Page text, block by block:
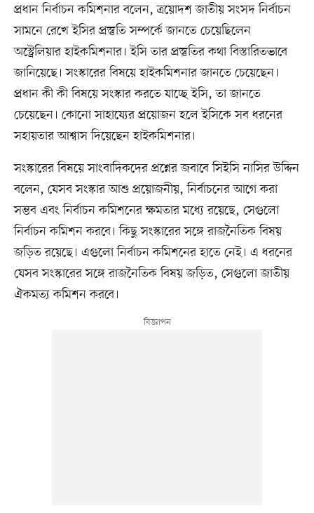
প্রধান নির্বাচন কমিশনার বলেন, ত্রয়োদশ জাতীয় সংসদ নির্বাচন
সামনে রেখে ইসির প্রস্তুতি সম্পর্কে জানতে চেয়েছিলেন
অস্ট্রেলিয়ার হাইকমিশনার। ইসি তার প্রস্তুতির কথা বিস্তারিতভাবে
জানিয়েছে। সংস্কারের বিষয়ে হাইকমিশনার জানতে চেয়েছেন।
প্রধান কী কী বিষয়ে সংস্কার করতে যাচ্ছে ইসি, তা জানতে
চেয়েছেন। কোনো সাহায্যের প্রয়োজন হলে ইসিকে সব ধরনের
সহায়তার আশ্বাস দিয়েছেন হাইকমিশনার।
সংস্কারের বিষয়ে সাংবাদিকদের প্রশ্নের জবাবে সিইসি নাসির উদ্দিন
বলেন, যেসব সংস্কার আশু প্রয়োজনীয়, নির্বাচনের আগে করা
সম্ভব এবং নির্বাচন কমিশনের ক্ষমতার মধ্যে রয়েছে, সেগুলো
নির্বাচন কমিশন করবে। কিছু সংস্কারের সঙ্গে রাজনৈতিক বিষয়
জড়িত রয়েছে। এগুলো নির্বাচন কমিশনের হাতে নেই। এ ধরনের
যেসব সংস্কারের সঙ্গে রাজনৈতিক বিষয় জড়িত, সেগুলো জাতীয়
ঐকমত্য কমিশন করবে।